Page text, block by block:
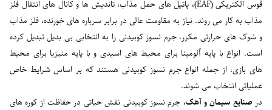
قوس الکتریکی (EAF)، پاتیل های حمل مذاب، تاندیش ها و کانال های انتقال فلز
مذاب به کار می روند. نیاز به مقاومت عالی در برابر سرباره های خورنده، فلز مذاب
و شوک های حرارتی مکرر، جرم نسوز کوبیدنی را به انتخابی بی بدیل تبدیل کرده
است. انواع با پایه آلومینا برای محیط های اسیدی و با پایه منیزیا برای محیط
های بازی، از جمله انواع جرم نسوز کوبیدنی هستند که بر اساس شرایط خاص
عملیاتی انتخاب می شوند.
در صنایع سیمان و آهک، جرم نسوز کوبیدنی نقش حیاتی در حفاظت از کوره های